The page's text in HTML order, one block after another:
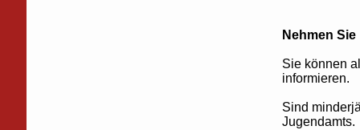
Nehmen
Sie können
informieren.
Sind
Jugendamts.